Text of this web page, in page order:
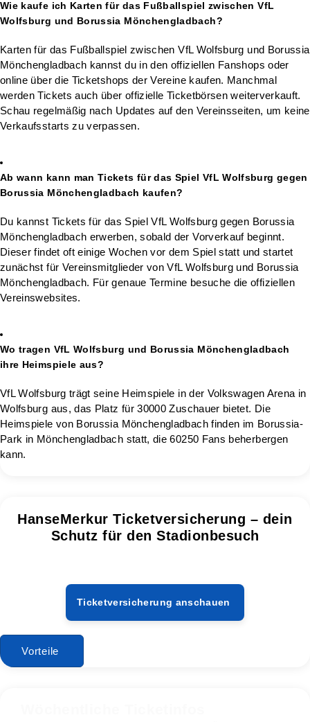
Wie kaufe ich Karten für das Fußballspiel zwischen VfL
Wolfsburg und Borussia Mönchengladbach?
Karten für das Fußballspiel zwischen VfL Wolfsburg und Borussia
Mönchengladbach kannst du in den offiziellen Fanshops oder
online über die Ticketshops der Vereine kaufen. Manchmal
werden Tickets auch über offizielle Ticketbörsen weiterverkauft.
Schau regelmäßig nach Updates auf den Vereinsseiten, um keine
Verkaufsstarts zu verpassen.
Ab wann kann man Tickets für das Spiel VfL Wolfsburg gegen
Borussia Mönchengladbach kaufen?
Du kannst Tickets für das Spiel VfL Wolfsburg gegen Borussia
Mönchengladbach erwerben, sobald der Vorverkauf beginnt.
Dieser findet oft einige Wochen vor dem Spiel statt und startet
zunächst für Vereinsmitglieder von VfL Wolfsburg und Borussia
Mönchengladbach. Für genaue Termine besuche die offiziellen
Vereinswebsites.
Wo tragen VfL Wolfsburg und Borussia Mönchengladbach
ihre Heimspiele aus?
VfL Wolfsburg trägt seine Heimspiele in der Volkswagen Arena in
Wolfsburg aus, das Platz für 30000 Zuschauer bietet. Die
Heimspiele von Borussia Mönchengladbach finden im Borussia-
Park in Mönchengladbach statt, die 60250 Fans beherbergen
kann.
HanseMerkur Ticketversicherung – dein
Schutz für den Stadionbesuch
Ticketversicherung anschauen
Vorteile